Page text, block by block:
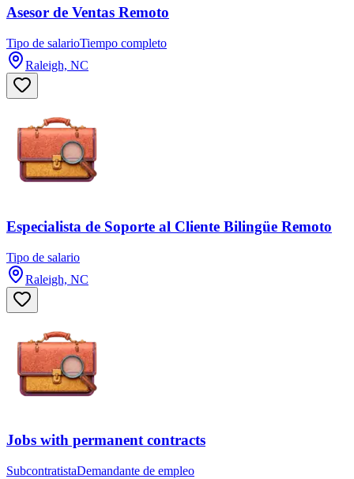
Asesor de Ventas Remoto
Tipo de salarioTiempo completo
Raleigh, NC
Especialista de Soporte al Cliente Bilingüe Remoto
Tipo de salario
Raleigh, NC
Jobs with permanent contracts
SubcontratistaDemandante de empleo